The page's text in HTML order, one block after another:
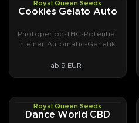
AUTOFEMRoyal Queen Seeds
Cookies Gelato Auto
Photoperiod-THC-Potential
in einer Automatic-Genetik.
ab 9 EUR
PHOTOFEM
Royal Queen Seeds
Dance World CBD